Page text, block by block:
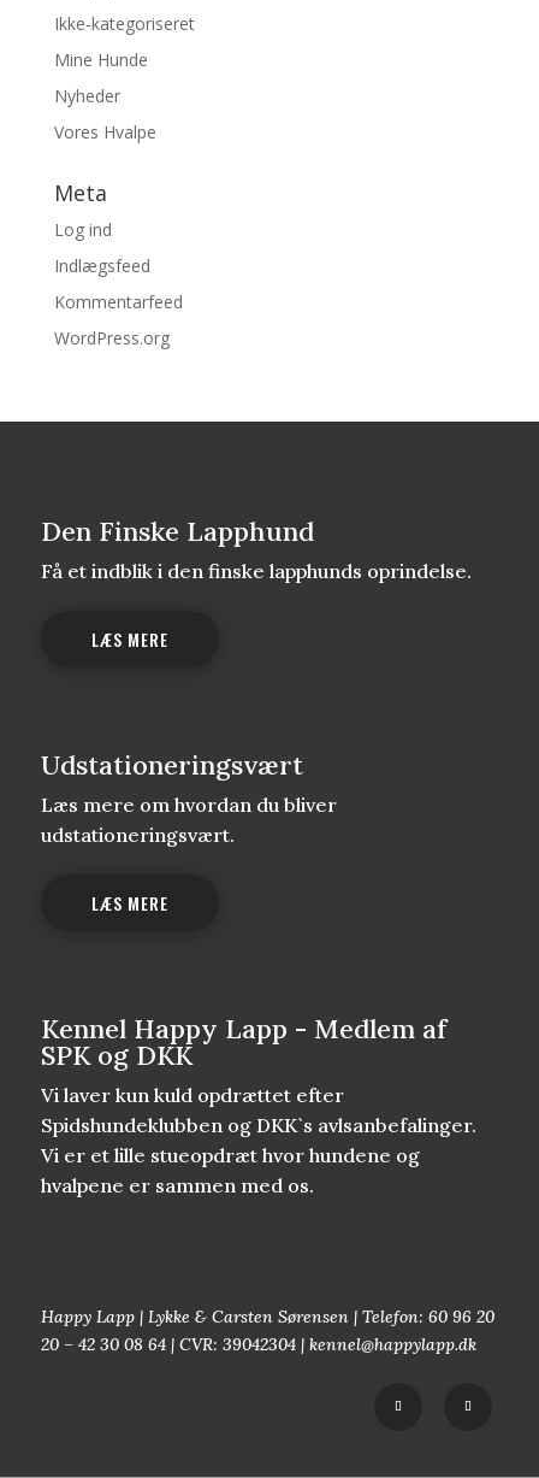
Ikke-kategoriseret
Mine Hunde
Nyheder
Vores Hvalpe
Meta
Log ind
Indlægsfeed
Kommentarfeed
WordPress.org
Den Finske Lapphund
Få et indblik i den finske lapphunds oprindelse.
LÆS MERE
Udstationeringsvært
Læs mere om hvordan du bliver
udstationeringsvært.
LÆS MERE
Kennel Happy Lapp - Medlem af
SPK og DKK
Vi laver kun kuld opdrættet efter
Spidshundeklubben og DKK`s avlsanbefalinger.
Vi er et lille stueopdræt hvor hundene og
hvalpene er sammen med os.
Happy Lapp | Lykke & Carsten Sørensen | Telefon: 60 96 20
20 – 42 30 08 64 | CVR: 39042304 | kennel@happylapp.dk